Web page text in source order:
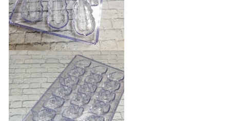
Форма для шоколада
поликарбонатная "Скрипка"
400 руб.
БЫСТРЫЙ ПРОСМОТР